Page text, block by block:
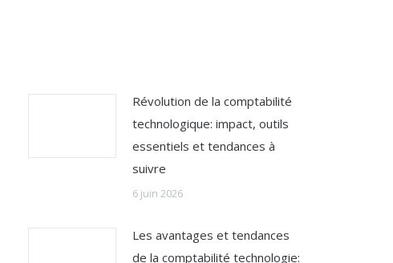
Révolution de la comptabilité
technologique: impact, outils
essentiels et tendances à
suivre
6 juin 2026
Les avantages et tendances
de la comptabilité technologie: